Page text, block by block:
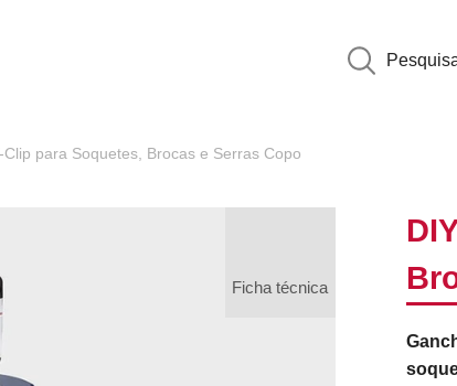
Clip para Soquetes, Brocas e Serras Copo
Ficha técnica